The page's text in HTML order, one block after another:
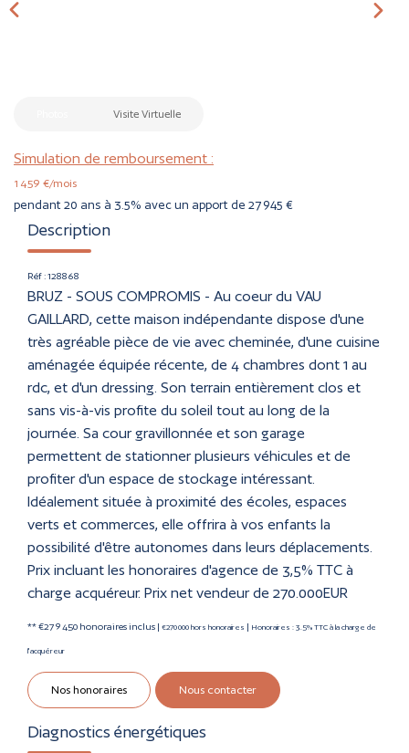
Simulation de remboursement :
1 459 €/mois
pendant 20 ans à 3.5% avec un apport de 27 945 €
Visite Virtuelle
Description
Réf : 128868
BRUZ - SOUS COMPROMIS - Au coeur du VAU
GAILLARD, cette maison indépendante dispose d'une
très agréable pièce de vie avec cheminée, d'une cuisine
aménagée équipée récente, de 4 chambres dont 1 au
rdc, et d'un dressing. Son terrain entièrement clos et
sans vis-à-vis profite du soleil tout au long de la
journée. Sa cour gravillonnée et son garage
permettent de stationner plusieurs véhicules et de
profiter d'un espace de stockage intéressant.
Idéalement située à proximité des écoles, espaces
verts et commerces, elle offrira à vos enfants la
possibilité d'être autonomes dans leurs déplacements.
Prix incluant les honoraires d'agence de 3,5% TTC à
charge acquéreur. Prix net vendeur de 270.000EUR
** €279 450 honoraires inclus | €270 000 hors honoraires | Honoraires : 3.5% TTC à la charge de
l'acquéreur
Nos honoraires Nous contacter
Diagnostics énergétiques